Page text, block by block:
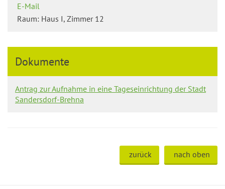
E-Mail
Raum: Haus I, Zimmer 12
Dokumente
Antrag zur Aufnahme in eine Tageseinrichtung der Stadt
Sandersdorf-Brehna
zurück nach oben